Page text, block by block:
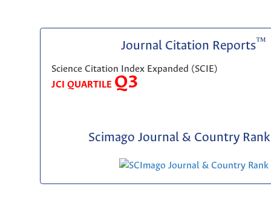
Journal Citation Reports™
Science Citation Index Expanded (SCIE)
JCI QUARTILE Q3
Scimago Journal & Country Rank